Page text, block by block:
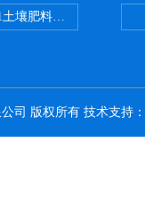
壤肥料养分检测仪
司 版权所有 技术支持：